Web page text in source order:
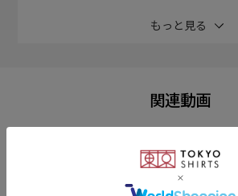
脇下に施したステッチによって背面
この設計により、肩甲骨の滑走運動
上下・内外に移動する動き）が妨げ
この『肩甲骨の可動域を意識したパ
もっと見る
関連動画